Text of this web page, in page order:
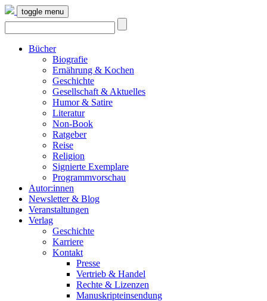
toggle menu
Bücher
Biografie
Ernährung & Kochen
Geschichte
Gesellschaft & Aktuelles
Humor & Satire
Literatur
Non-Book
Ratgeber
Reise
Religion
Signierte Exemplare
Programmvorschau
Autor:innen
Newsletter & Blog
Veranstaltungen
Verlag
Geschichte
Karriere
Kontakt
Presse
Vertrieb & Handel
Rechte & Lizenzen
Manuskripteinsendung